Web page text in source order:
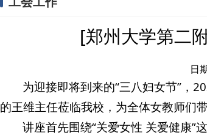
[郑州大学第二
日
为迎接即将到来的“三八妇女节”，
的王维主任莅临我校，为全体女教师们
讲座首先围绕“关爱女性 关爱健康”